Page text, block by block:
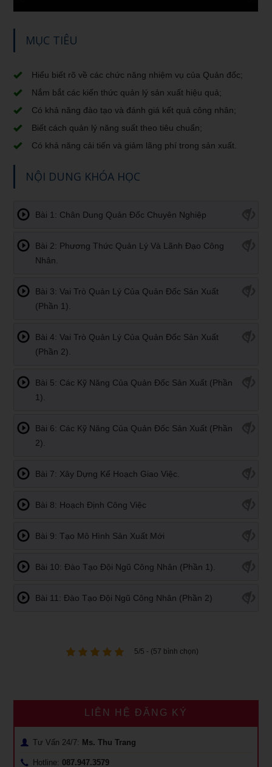
MỤC TIÊU
Hiểu biết rõ về các chức năng nhiệm vụ của Quản đốc;
Nắm bắt các kiến thức quản lý sản xuất hiệu quả;
Có khả năng đào tạo và đánh giá kết quả công nhân;
Biết cách quản lý năng suất theo tiêu chuẩn;
Có khả năng cải tiến và giảm lãng phí trong sản xuất.
NỘI DUNG KHÓA HỌC
Bài 1: Chân Dung Quản Đốc Chuyên Nghiệp
Bài 2: Phương Thức Quản Lý Và Lãnh Đạo Công
Nhân.
Bài 3: Vai Trò Quản Lý Của Quản Đốc Sản Xuất
(Phần 1).
Bài 4: Vai Trò Quản Lý Của Quản Đốc Sản Xuất
(Phần 2).
Bài 5: Các Kỹ Năng Của Quản Đốc Sản Xuất (Phần
1).
Bài 6: Các Kỹ Năng Của Quản Đốc Sản Xuất (Phần
2).
Bài 7: Xây Dựng Kế Hoạch Giao Việc.
Bài 8: Hoạch Định Công Việc
Bài 9: Tạo Mô Hình Sản Xuất Mới
Bài 10: Đào Tạo Đội Ngũ Công Nhân (Phần 1).
Bài 11: Đào Tạo Đội Ngũ Công Nhân (Phần 2)
5/5 - (57 bình chọn)
LIÊN HỆ ĐĂNG KÝ
Tư Vấn 24/7: Ms. Thu Trang
Hotline: 087.947.3579